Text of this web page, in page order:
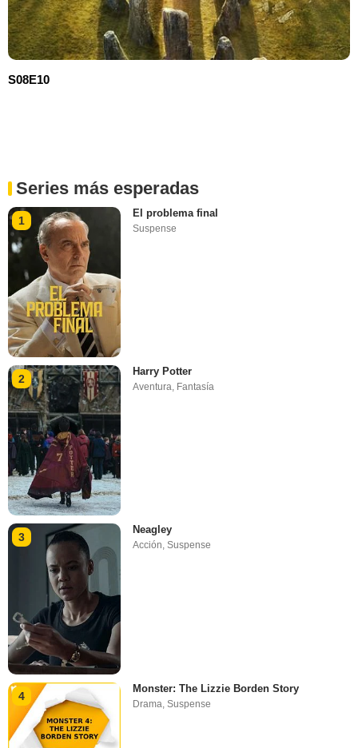
S08E10
Series más esperadas
1
El problema final
Suspense
2
Harry Potter
Aventura, Fantasía
3
Neagley
Acción,Suspense
4
Monster: The Lizzie Borden Story
Drama ,Suspense